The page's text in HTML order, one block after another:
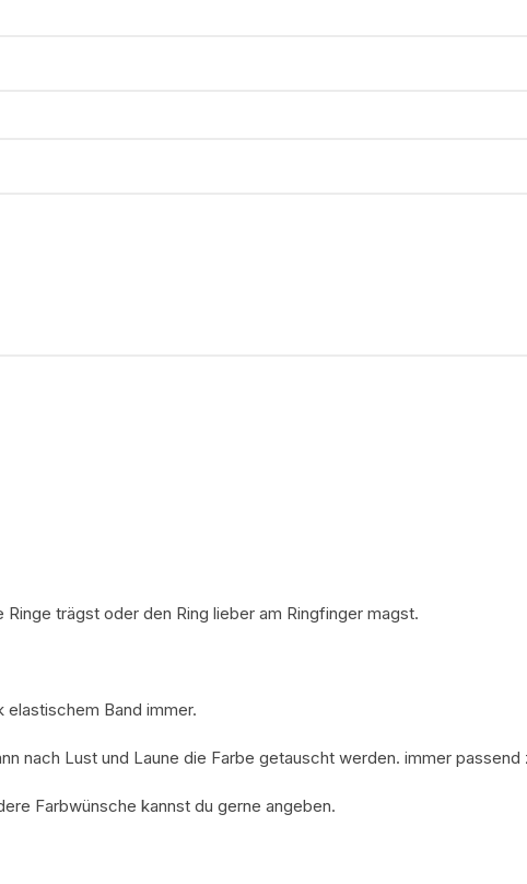
trägst oder den Ring lieber am Ringfinger magst.
Band immer.
nach Lust und Laune die Farbe getauscht werden. immer passend
Farbwünsche kannst du gerne angeben.